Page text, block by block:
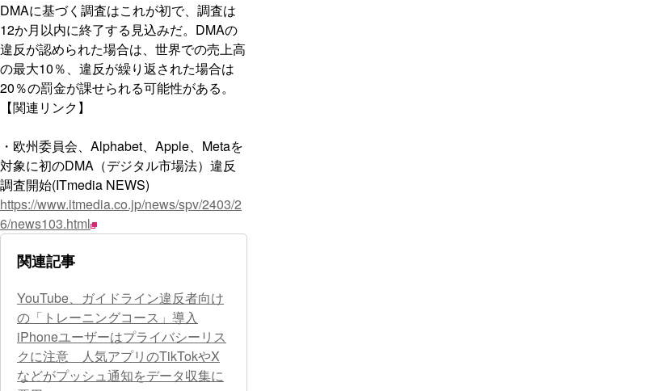
DMAに基づく調査はこれが初で、調査は
12か月以内に終了する見込みだ。DMAの
違反が認められた場合は、世界での売上高
の最大10％、違反が繰り返された場合は
20％の罰金が課せられる可能性がある。
【関連リンク】
・欧州委員会、Alphabet、Apple、Metaを
対象に初のDMA（デジタル市場法）違反
調査開始(ITmedia NEWS)
https://www.itmedia.co.jp/news/spv/2403/2
6/news103.html
関連記事
YouTube、ガイドライン違反者向け
の「トレーニングコース」導入
iPhoneユーザーはプライバシーリス
クに注意 人気アプリのTikTokやX
などがプッシュ通知をデータ収集に